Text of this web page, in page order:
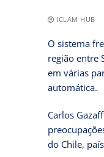
ICLAM HUB
O sistema
região entre
em várias
automática.
Carlos
do Chile,